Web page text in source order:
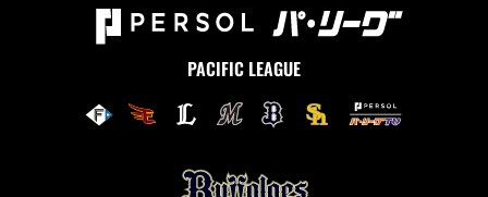
PACIFIC LEAGUE